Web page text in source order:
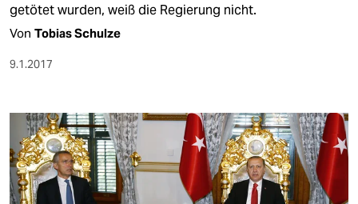
getötet wurden, weiß die Regierung nicht.
Von Tobias Schulze
9.1.2017